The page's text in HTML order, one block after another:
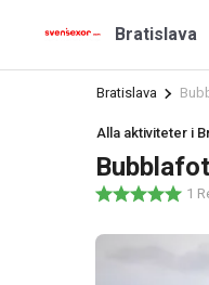
Bratislava
Bratislava
Alla aktiviteter i
1